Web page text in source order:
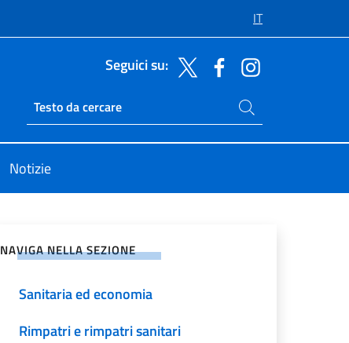
IT
Seguici su:
Ricerca sito live
Cerca nel sito
Notizie
NAVIGA NELLA SEZIONE
Sanitaria ed economia
Rimpatri e rimpatri sanitari